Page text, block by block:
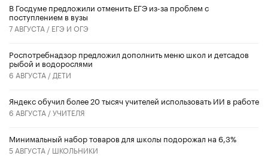
В Госдуме предложили отменить ЕГЭ из-за проблем с
поступлением в вузы
7 АВГУСТА / ЕГЭ И ОГЭ
Роспотребнадзор предложил дополнить меню школ и детсадов
рыбой и водорослями
6 АВГУСТА / ДЕТИ
​Яндекс обучил более 20 тысяч учителей использовать ИИ в работе
6 АВГУСТА /УЧИТЕЛЯ
Минимальный набор товаров для школы подорожал на 6,3%
5 АВГУСТА / ШКОЛЬНИКИ